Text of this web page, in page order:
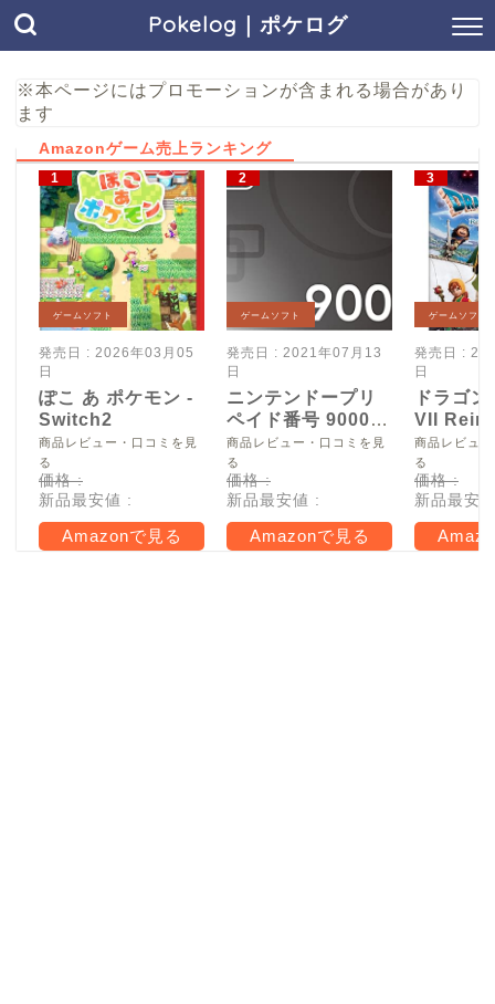
Pokelog｜ポケログ
※本ページにはプロモーションが含まれる場合があり
ます
Amazonゲーム売上ランキング
ゲームソフト
発売日 : 2026年03月05
日
ぽこ あ ポケモン -
Switch2
商品レビュー・口コミを見
る
価格 :
新品最安値 :
Amazonで見る
ゲームソフト
発売日 : 2021年07月13
日
ニンテンドープリ
ペイド番号 9000
円|オンラインコー
ド版
商品レビュー・口コミを見
る
価格 :
新品最安値 :
Amazonで見る
ゲームソフト
発売日 :
日
ドラゴ
VII
Switch2
商品レビュ
る
価格 :
新品最安